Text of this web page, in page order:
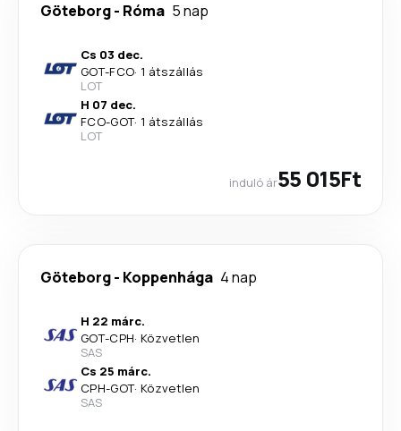
Göteborg- Róma 5 nap
Cs 03 dec.
GOT-FCO· 1 átszállás
LOT
H 07 dec.
FCO-GOT· 1 átszállás
LOT
induló ár55 015Ft
Göteborg- Koppenhága 4 nap
H 22 márc.
GOT-CPH· Közvetlen
SAS
Cs 25 márc.
CPH-GOT· Közvetlen
SAS